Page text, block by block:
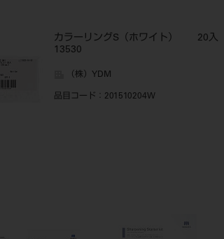
カラーリングS（ホワイト） 20入
13530
（株）YDM
品目コード ：201510204W